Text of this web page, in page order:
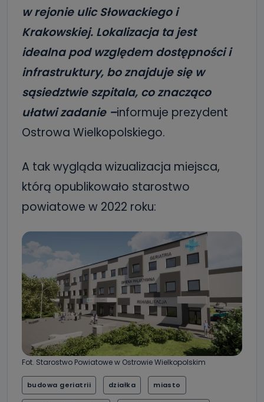
w rejonie ulic Słowackiego i
Krakowskiej. Lokalizacja ta jest
idealna pod względem dostępności i
infrastruktury, bo znajduje się w
sąsiedztwie szpitala, co znacząco
ułatwi zadanie –informuje prezydent
Ostrowa Wielkopolskiego.
A tak wygląda wizualizacja miejsca,
którą opublikowało starostwo
powiatowe w 2022 roku:
Fot. Starostwo Powiatowe w Ostrowie Wielkopolskim
budowa geriatrii działka miasto